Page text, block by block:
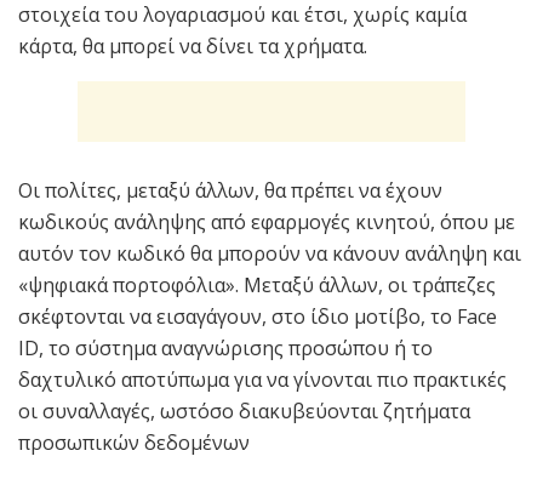
στοιχεία του λογαριασμού και έτσι, χωρίς καμία
κάρτα, θα μπορεί να δίνει τα χρήματα.
Οι πολίτες, μεταξύ άλλων, θα πρέπει να έχουν
κωδικούς ανάληψης από εφαρμογές κινητού, όπου με
αυτόν τον κωδικό θα μπορούν να κάνουν ανάληψη και
«ψηφιακά πορτοφόλια». Μεταξύ άλλων, οι τράπεζες
σκέφτονται να εισαγάγουν, στο ίδιο μοτίβο, το Face
ID, το σύστημα αναγνώρισης προσώπου ή το
δαχτυλικό αποτύπωμα για να γίνονται πιο πρακτικές
οι συναλλαγές, ωστόσο διακυβεύονται ζητήματα
προσωπικών δεδομένων